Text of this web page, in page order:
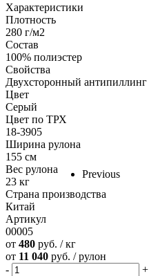
Previous
Характеристики
Плотность
280 г/м2
Состав
100% полиэстер
Свойства
Двухсторонный антипиллинг
Цвет
Серый
Цвет по ТРХ
18-3905
Ширина рулона
155 см
Вес рулона
23 кг
Страна производства
Китай
Артикул
00005
от 480 руб. / кг
от 11 040 руб. / рулон
-
+